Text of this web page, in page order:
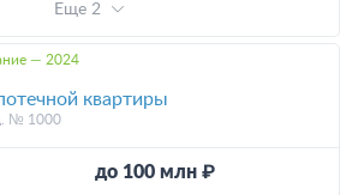
Еще 2
— 2024
квартиры
№ 1000
до 100 млн ₽